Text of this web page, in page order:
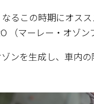
るこの時期にオスス
（マーレー・オゾン
ンを生成し、車内